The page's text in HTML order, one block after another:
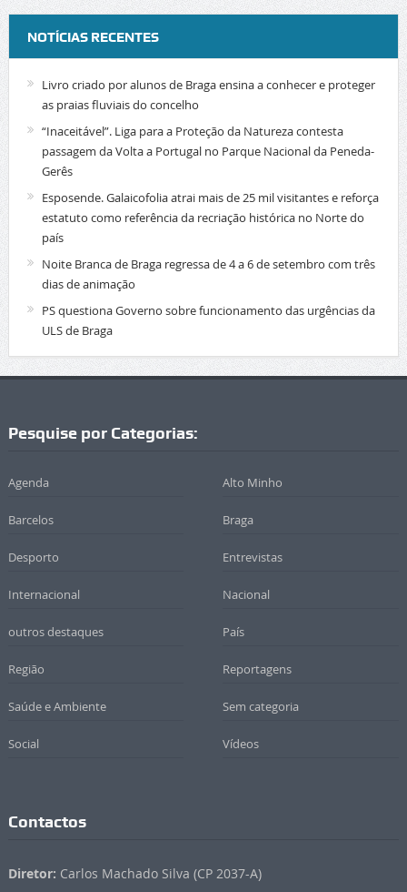
NOTÍCIAS RECENTES
Livro criado por alunos de Braga ensina a conhecer e proteger
as praias fluviais do concelho
“Inaceitável”. Liga para a Proteção da Natureza contesta
passagem da Volta a Portugal no Parque Nacional da Peneda-
Gerês
Esposende. Galaicofolia atrai mais de 25 mil visitantes e reforça
estatuto como referência da recriação histórica no Norte do
país
Noite Branca de Braga regressa de 4 a 6 de setembro com três
dias de animação
PS questiona Governo sobre funcionamento das urgências da
ULS de Braga
Pesquise por Categorias:
Agenda Alto Minho
Barcelos Braga
Desporto Entrevistas
Internacional Nacional
outros destaques País
Região Reportagens
Saúde e Ambiente Sem categoria
Social Vídeos
Contactos
Diretor: Carlos Machado Silva (CP 2037-A)